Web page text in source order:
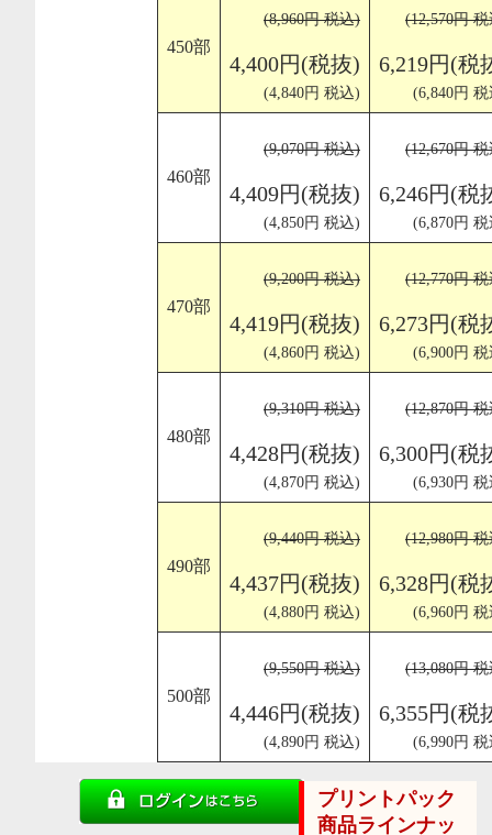
450部
(8,960円 税込)
4,400円(税抜)
(4,840円 税込)
(12,570円
6,219円(税
(6,840円
460部
(9,070円 税込)
4,409円(税抜)
(4,850円 税込)
(12,670円
6,246円(税
(6,870円
470部
(9,200円 税込)
4,419円(税抜)
(4,860円 税込)
(12,770円
6,273円(税
(6,900円
480部
(9,310円 税込)
4,428円(税抜)
(4,870円 税込)
(12,870円
6,300円(税
(6,930円
490部
(9,440円 税込)
4,437円(税抜)
(4,880円 税込)
(12,980円
6,328円(税
(6,960円
500部
(9,550円 税込)
4,446円(税抜)
(4,890円 税込)
(13,080円
6,355円(税
(6,990円
プリントパック
商品ラインナッ